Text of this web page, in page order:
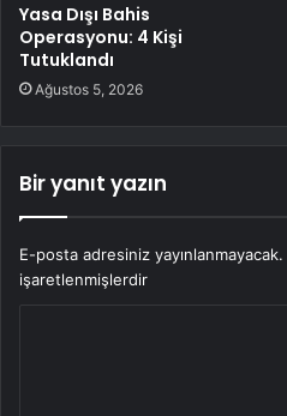
Yasa Dışı Bahis
Operasyonu: 4 Kişi
Tutuklandı
Ağustos 5, 2026
Bir yanıt yazın
E-posta adresiniz yayınlanmayacak.
işaretlenmişlerdir